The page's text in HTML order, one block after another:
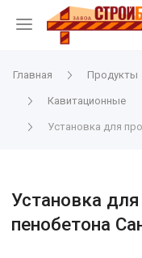
Главная Продукты
Кавитационные
Установка для
Установка
пенобетона